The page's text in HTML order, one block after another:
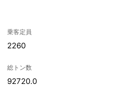
乗客定員
2260
総トン数
92720.0